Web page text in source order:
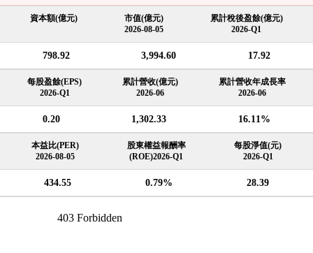
資本額(億元)
市值(億元)
2026-08-05
累計稅後盈餘(億元)
2026-Q1
798.92 3,994.60 17.92
每股盈餘(EPS)
2026-Q1
累計營收(億元)
2026-06
累計營收年成長率
2026-06
0.20 1,302.33 16.11%
本益比(PER)
2026-08-05
股東權益報酬率
(ROE)2026-Q1
每股淨值(元)
2026-Q1
434.55 0.79% 28.39